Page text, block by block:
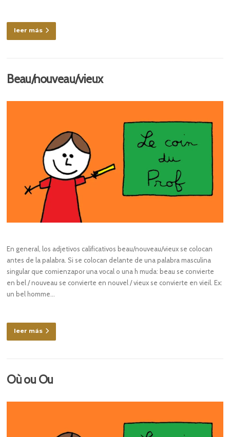
leer más
Beau/nouveau/vieux
En general, los adjetivos calificativos beau/nouveau/vieux se colocan
antes de la palabra. Si se colocan delante de una palabra masculina
singular que comienzapor una vocal o una h muda: beau se convierte
en bel / nouveau se convierte en nouvel / vieux se convierte en vieil. Ex:
un bel homme…
leer más
Où ou Ou